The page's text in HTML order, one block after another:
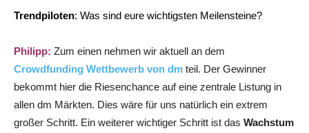
Trendpiloten: Was sind eure wichtigsten Meilensteine?
Philipp: Zum einen nehmen wir aktuell an dem
Crowdfunding Wettbewerb von dm teil. Der Gewinner
bekommt hier die Riesenchance auf eine zentrale Listung in
allen dm Märkten. Dies wäre für uns natürlich ein extrem
großer Schritt. Ein weiterer wichtiger Schritt ist das Wachstum